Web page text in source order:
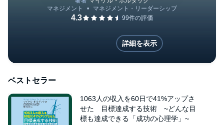
達成の科学
詳細を表示
ベストセラー
1063人の収入を60日で41%アップさ
せた 目標達成する技術 ~どんな目
標も達成できる「成功の心理学」~